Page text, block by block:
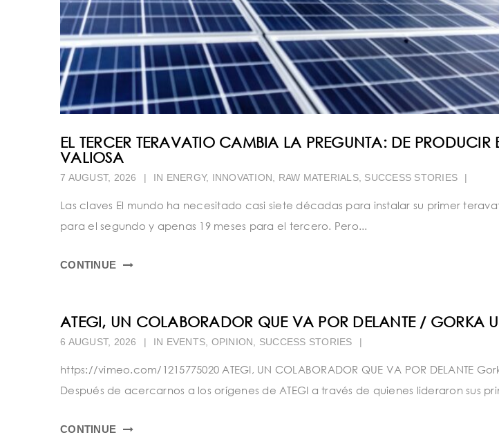
EL TERCER TERAVATIO CAMBIA LA PREGUNTA: DE
VALIOSA
7 AUGUST, 2026 | IN ENERGY, INNOVATION, RAW MATERIALS, SUCCESS STORIES |
Las claves El mundo ha necesitado casi siete décadas para instalar su primer
para el segundo y apenas 19 meses para el tercero. Pero...
CONTINUE
ATEGI, UN COLABORADOR QUE VA POR DELANTE / GORKA
6 AUGUST, 2026 | IN EVENTS, OPINION, SUCCESS STORIES |
https://vimeo.com/1215775020 ATEGI, UN COLABORADOR QUE VA POR DELANTE
Después de acercarnos a los orígenes de ATEGI a través de quienes lideraron sus
CONTINUE